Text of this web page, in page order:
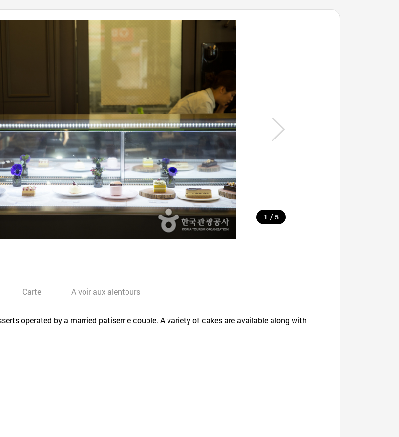
1 / 5
Carte A voir aux alentours
operated by a married patiserrie couple. A variety of cakes are available along with